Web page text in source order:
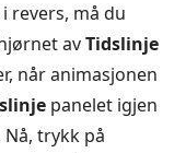
revers, må du
avTidslinje
når animasjonen
panelet igjen
Nå, trykk på